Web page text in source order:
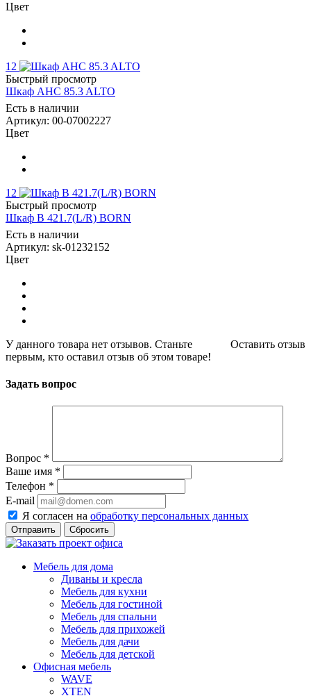
Цвет
12
Быстрый просмотр
Шкаф AHC 85.3 ALTO
Есть в наличии
Артикул: 00-07002227
Цвет
12
Быстрый просмотр
Шкаф B 421.7(L/R) BORN
Есть в наличии
Артикул: sk-01232152
Цвет
Оставить отзыв
У данного товара нет отзывов. Станьте
первым, кто оставил отзыв об этом товаре!
Задать вопрос
Вопрос *
Ваше имя *
Телефон *
E-mail
Я согласен на обработку персональных данных
Сбросить
Мебель для дома
Диваны и кресла
Мебель для кухни
Мебель для гостиной
Мебель для спальни
Мебель для прихожей
Мебель для дачи
Мебель для детской
Офисная мебель
WAVE
XTEN